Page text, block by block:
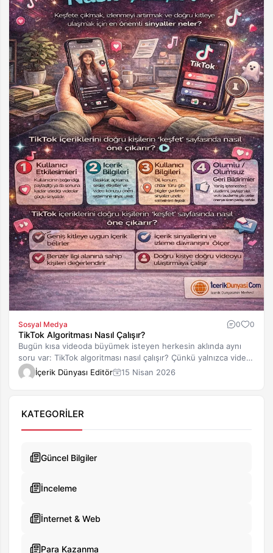
Sosyal Medya 0 0
TikTok Algoritması Nasıl Çalışır?
Bugün kısa videoda büyümek isteyen herkesin aklında aynı
soru var: TikTok algoritması nasıl çalışır? Çünkü yalnızca video
paylaşmak yetmez. İçeriğin doğru kişilere gösterilmesi,
izlenmesi, tekrar oynatılması ve etkileşim alması gerekir. İşte
doğru ifadeyle, kullanıcı davranışlarını ve içerik sinyallerini
İçerik Dünyası Editör 15 Nisan 2026
KATEGORILER
Güncel Bilgiler
İnceleme
İnternet & Web
Para Kazanma